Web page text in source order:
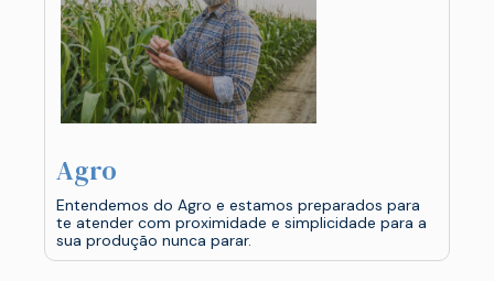
Agro
Entendemos do Agro e estamos preparados para
te atender com proximidade e simplicidade para a
sua produção nunca parar.